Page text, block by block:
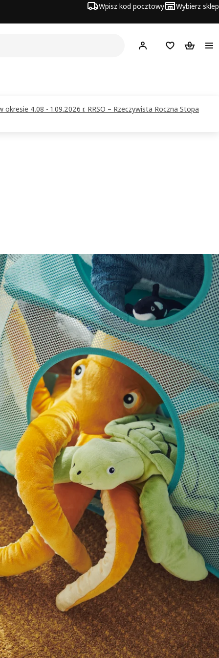
Wpisz kod pocztowy Wybierz sklep
Hej! Zaloguj się
Lista zakupowa
Koszyk
4.08 - 1.09.2026 r. RRSO – Rzeczywista Roczna Stopa